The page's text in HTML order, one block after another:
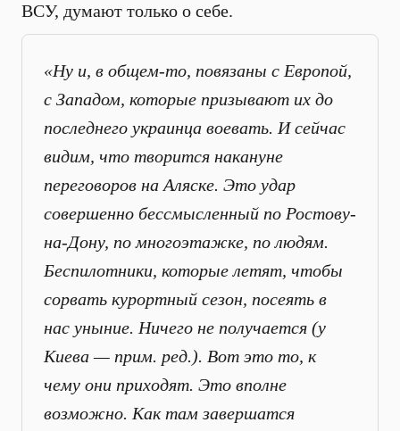
ВСУ, думают только о себе.
«Ну и, в общем-то, повязаны с Европой,
с Западом, которые призывают их до
последнего украинца воевать. И сейчас
видим, что творится накануне
переговоров на Аляске. Это удар
совершенно бессмысленный по Ростову-
на-Дону, по многоэтажке, по людям.
Беспилотники, которые летят, чтобы
сорвать курортный сезон, посеять в
нас уныние. Ничего не получается (у
Киева — прим. ред.). Вот это то, к
чему они приходят. Это вполне
возможно. Как там завершатся